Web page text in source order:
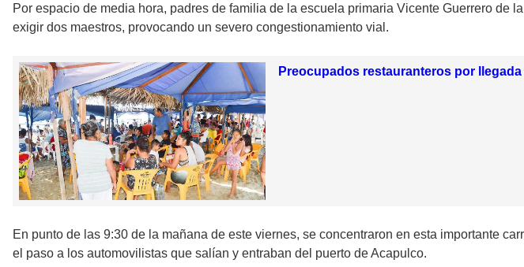
Por espacio de media hora, padres de familia de la escuela primaria Vicente Guerrero de
exigir dos maestros, provocando un severo congestionamiento vial.
Preocupados restauranteros por
En punto de las 9:30 de la mañana de este viernes, se concentraron en esta importante
el paso a los automovilistas que salían y entraban del puerto de Acapulco.